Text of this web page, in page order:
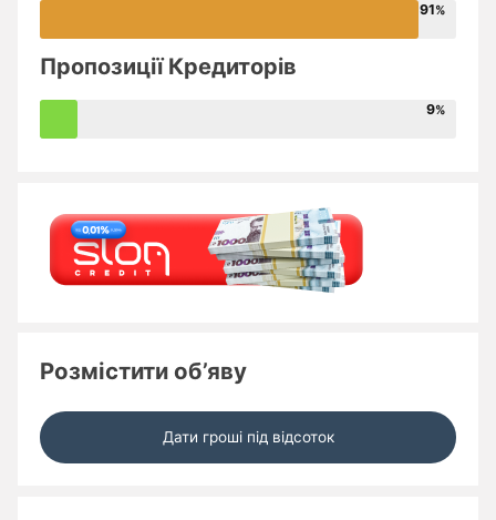
91
Пропозиції Кредиторів
9
Розмістити об’яву
Дати гроші під відсоток